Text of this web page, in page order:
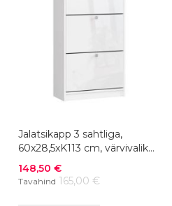
Jalatsikapp 3 sahtliga,
60x28,5xK113 cm, värvivalik
läikega
Soodushind
148,50 €
Tavahind 165,00 €